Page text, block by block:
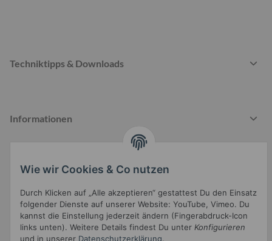
Techniktipps & Downloads
Informationen
Gesetzliche Informationen
Wie wir Cookies & Co nutzen
Durch Klicken auf „Alle akzeptieren“ gestattest Du den Einsatz
folgender Dienste auf unserer Website: YouTube, Vimeo. Du
kannst die Einstellung jederzeit ändern (Fingerabdruck-Icon
links unten). Weitere Details findest Du unter Konfigurieren
und in unserer Datenschutzerklärung.